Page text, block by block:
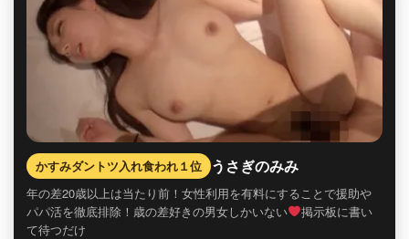
かすみダントツ入れ食われ１位 うさぎのみみ
年の差20歳以上は当たり前！女性利用を有料にすることで援助や
パパ活を徹底排除！歳の差好きの男女しかいない
掲示板に書い
て待つだけ